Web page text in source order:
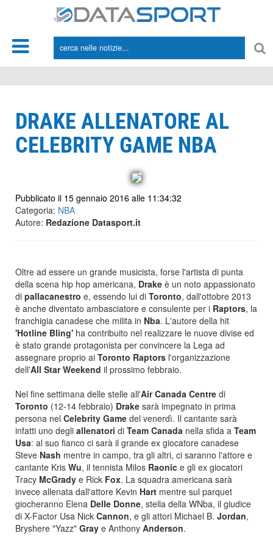
DRAKE ALLENATORE AL
CELEBRITY GAME NBA
Pubblicato il 15 gennaio 2016 alle 11:34:32
Categoria: NBA
Autore: Redazione Datasport.it
Oltre ad essere un grande musicista, forse l'artista di punta
della scena hip hop americana, Drake è un noto appassionato
di pallacanestro e, essendo lui di Toronto, dall'ottobre 2013
è anche diventato ambasciatore e consulente per i Raptors, la
franchigia canadese che milita in Nba. L'autore della hit
'Hotline Bling' ha contribuito nel realizzare le nuove divise ed
è stato grande protagonista per convincere la Lega ad
assegnare proprio ai Toronto Raptors l'organizzazione
dell'All Star Weekend il prossimo febbraio.
Nel fine settimana delle stelle all'Air Canada Centre di
Toronto (12-14 febbraio) Drake sarà impegnato in prima
persona nel Celebrity Game del venerdì. Il cantante sarà
infatti uno degli allenatori di Team Canada nella sfida a Team
Usa: al suo fianco ci sarà il grande ex giocatore canadese
Steve Nash mentre in campo, tra gli altri, ci saranno l'attore e
cantante Kris Wu, il tennista Milos Raonic e gli ex giocatori
Tracy McGrady e Rick Fox. La squadra americana sarà
invece allenata dall'attore Kevin Hart mentre sul parquet
giocheranno Elena Delle Donne, stella della WNba, il giudice
di X-Factor Usa Nick Cannon, e gli attori Michael B. Jordan,
Bryshere "Yazz" Gray e Anthony Anderson.